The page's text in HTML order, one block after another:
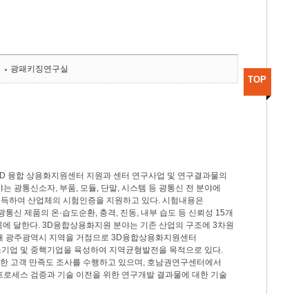
광패키징연구실
융합 상용화지원센터 지원과 센터 연구사업 및 연구결과물의
광통신소자, 부품, 모듈, 단말, 시스템 등 광통신 전 분야에
하여 산업체의 시험인증을 지원하고 있다. 시험내용은
신 제품의 온·습도순환, 충격, 진동, 내부 습도 등 신뢰성 15개
달한다. 3D융합상용화지원 분야는 기존 산업의 구조에 3차원
주광역시 지역을 거점으로 3D융합상용화지원센터
업 및 중핵기업을 육성하여 지역균형발전을 목적으로 있다.
고객 만족도 조사를 수행하고 있으며, 호남권연구센터에서
세스 검증과 기술 이전을 위한 연구개발 결과물에 대한 기술
TOP